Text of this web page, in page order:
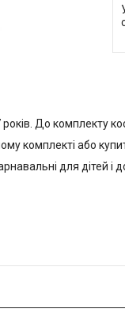
До комплекту
комплекті або
для